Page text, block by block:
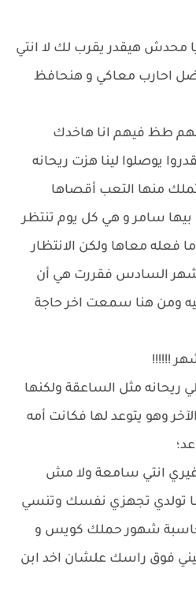
محدش هيقدر يقرب لك لا انتي
احارب معاكي و هنحافظ
طظ فيهم انا هاخدك
يوصلوا لينا هزت ريحانه
منها التعب أقصاها
سامر و هي كل يوم تنتظر
فعله معاها ولكن الانتظار
السادس فقررت هي أن
ومن هنا سمعت اخر حاجة
!!!!!!
ريحانه مثل الساعقة ولكنها
وهو يتوعد لها فكانت أمه
انتي سامعة ولا مش
تولدي تجهزي نفسك وتنسي
حاسبة شهور حملك كويس و
فوق راسك علشان اخد ابن